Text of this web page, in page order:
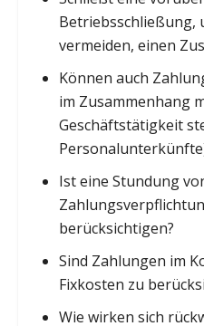
Betriebsschließung,
vermeiden, einen
Können auch
im Zusammenhang
Geschäftstätigkeit
Ist eine Stundung
berücksichtigen?
Sind Zahlungen im
Fixkosten zu
Wie wirken sich